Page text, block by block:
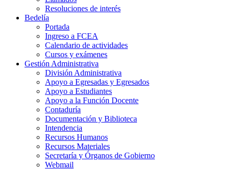
Resoluciones de interés
Bedelía
Portada
Ingreso a FCEA
Calendario de actividades
Cursos y exámenes
Gestión Administrativa
División Administrativa
Apoyo a Egresadas y Egresados
Apoyo a Estudiantes
Apoyo a la Función Docente
Contaduría
Documentación y Biblioteca
Intendencia
Recursos Humanos
Recursos Materiales
Secretaría y Órganos de Gobierno
Webmail